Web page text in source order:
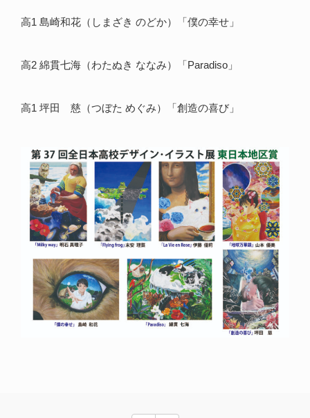
高1 島崎和花（しまざき のどか）「僕の幸せ」
高2 綿貫七海（わたぬき ななみ）「Paradiso」
高1 坪田 慈（つぼた めぐみ）「創造の喜び」